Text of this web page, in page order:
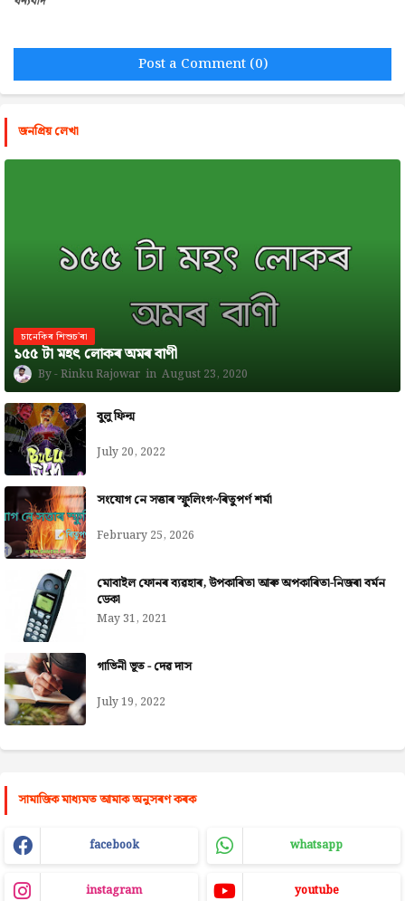
Post a Comment (0)
জনপ্রিয় লেখা
চানেকিৰ শিশুচ'ৰা
১৫৫ টা মহৎ লোকৰ অমৰ বাণী
Rinku Rajowar August 23, 2020
বুলু ফিল্ম
July 20, 2022
সংযোগ নে সত্তাৰ স্ফুলিংগ~ৰিতুপৰ্ণ শৰ্মা
February 25, 2026
মোবাইল ফোনৰ ব্যৱহাৰ, উপকাৰিতা আৰু অপকাৰিতা-নিজৰা বৰ্মন
ডেকা
May 31, 2021
গাভিনী ভূত - দেৱ দাস
July 19, 2022
সামাজিক মাধ্যমত আমাক অনুসৰণ কৰক
facebook whatsapp
instagram youtube